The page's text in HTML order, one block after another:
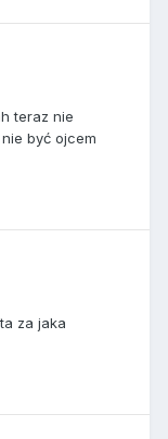
teraz nie
być ojcem
za jaka